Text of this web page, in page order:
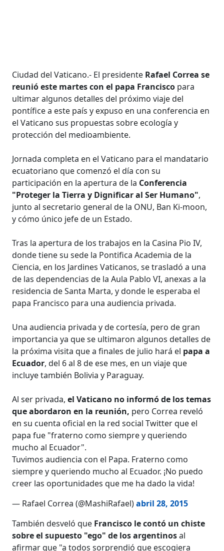
Ciudad del Vaticano.- El presidente Rafael Correa se
reunió este martes con el papa Francisco para
ultimar algunos detalles del próximo viaje del
pontífice a este país y expuso en una conferencia en
el Vaticano sus propuestas sobre ecología y
protección del medioambiente.
Jornada completa en el Vaticano para el mandatario
ecuatoriano que comenzó el día con su
participación en la apertura de la Conferencia
"Proteger la Tierra y Dignificar al Ser Humano",
junto al secretario general de la ONU, Ban Ki-moon,
y cómo único jefe de un Estado.
Tras la apertura de los trabajos en la Casina Pio IV,
donde tiene su sede la Pontifica Academia de la
Ciencia, en los Jardines Vaticanos, se trasladó a una
de las dependencias de la Aula Pablo VI, anexas a la
residencia de Santa Marta, y donde le esperaba el
papa Francisco para una audiencia privada.
Una audiencia privada y de cortesía, pero de gran
importancia ya que se ultimaron algunos detalles de
la próxima visita que a finales de julio hará el papa a
Ecuador, del 6 al 8 de ese mes, en un viaje que
incluye también Bolivia y Paraguay.
Al ser privada,el Vaticano no informó de los temas
que abordaron en la reunión, pero Correa reveló
en su cuenta oficial en la red social Twitter que el
papa fue "fraterno como siempre y queriendo
mucho al Ecuador".
Tuvimos audiencia con el Papa. Fraterno como
siempre y queriendo mucho al Ecuador. ¡No puedo
creer las oportunidades que me ha dado la vida!
— Rafael Correa (@MashiRafael)abril 28, 2015
También desveló que Francisco le contó un chiste
sobre el supuesto "ego" de los argentinosal
afirmar que "a todos sorprendió que escogiera